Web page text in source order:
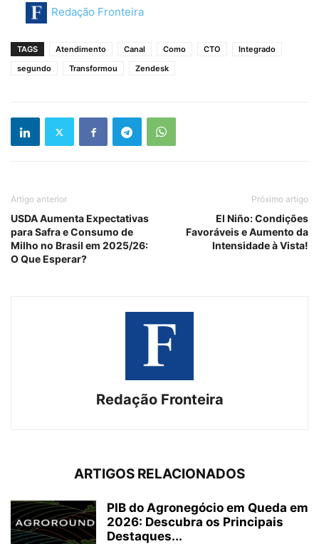
Redação Fronteira
TAGS Atendimento Canal Como CTO
Integrado
segundo
Transformou Zendesk
Artigo anterior
USDA Aumenta Expectativas
para Safra e Consumo de
Milho no Brasil em 2025/26:
O Que Esperar?
Próximo artigo
El Niño: Condições
Favoráveis e Aumento da
Intensidade à Vista!
Redação Fronteira
ARTIGOS RELACIONADOS
PIB do Agronegócio em Queda em
2026: Descubra os Principais
Destaques...